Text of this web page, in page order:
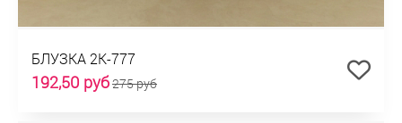
БЛУЗКА 2К-777
192,50 руб275 руб